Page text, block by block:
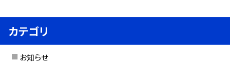
カテゴリ
お知らせ